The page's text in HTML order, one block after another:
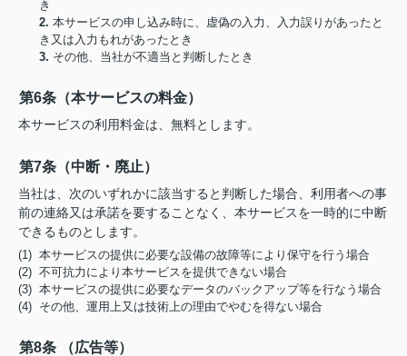
き
2. 本サービスの申し込み時に、虚偽の入力、入力誤りがあったと
き又は入力もれがあったとき
3. その他、当社が不適当と判断したとき
第6条（本サービスの料金）
本サービスの利用料金は、無料とします。
第7条（中断・廃止）
当社は、次のいずれかに該当すると判断した場合、利用者への事
前の連絡又は承諾を要することなく、本サービスを一時的に中断
できるものとします。
(1) 本サービスの提供に必要な設備の故障等により保守を行う場合
(2) 不可抗力により本サービスを提供できない場合
(3) 本サービスの提供に必要なデータのバックアップ等を行なう場合
(4) その他、運用上又は技術上の理由でやむを得ない場合
第8条 （広告等）